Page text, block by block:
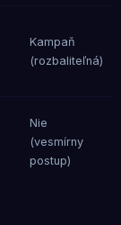
Kampaň
(rozbaliteľná)
Nie
(vesmírny
postup)